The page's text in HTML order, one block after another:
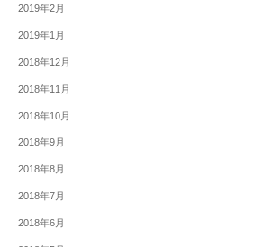
2019年2月
2019年1月
2018年12月
2018年11月
2018年10月
2018年9月
2018年8月
2018年7月
2018年6月